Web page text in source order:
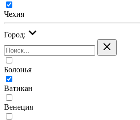
Чехия
Город:
Болонья
Ватикан
Венеция